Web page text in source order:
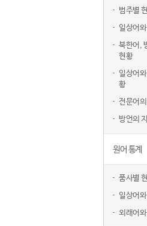
범주별
일상어
북한어,
현황
일상어
황
전문어
방언의
원어 통계
품사별
일상어
외래어